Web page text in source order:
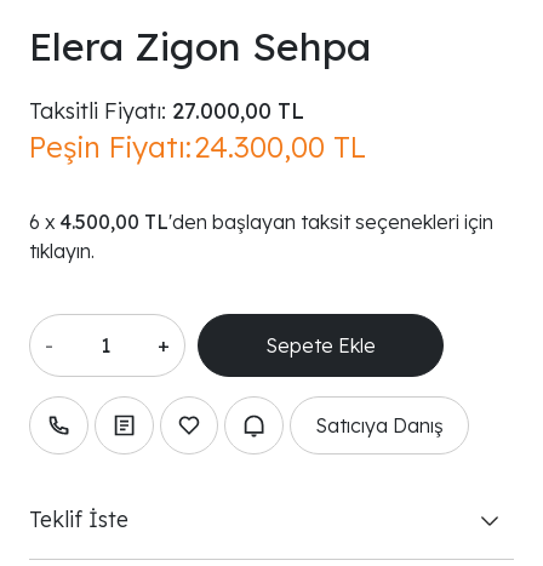
Elera Zigon Sehpa
Taksitli Fiyatı: 27.000,00 TL
Peşin Fiyatı:24.300,00 TL
4.500,00 TL'den başlayan taksit seçenekleri için
tıklayın.
- +
Satıcıya Danış
Teklif İste